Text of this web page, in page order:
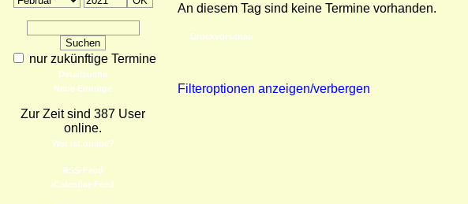
nur zukünftige Termine
Detailsuche
Neue Einträge
Zur Zeit sind 387 User
online.
Wer ist online?
RSS-Feed
iCalendar-Feed
An diesem Tag sind keine Termine vorhanden.
Druckvorschau
Filteroptionen anzeigen/verbergen